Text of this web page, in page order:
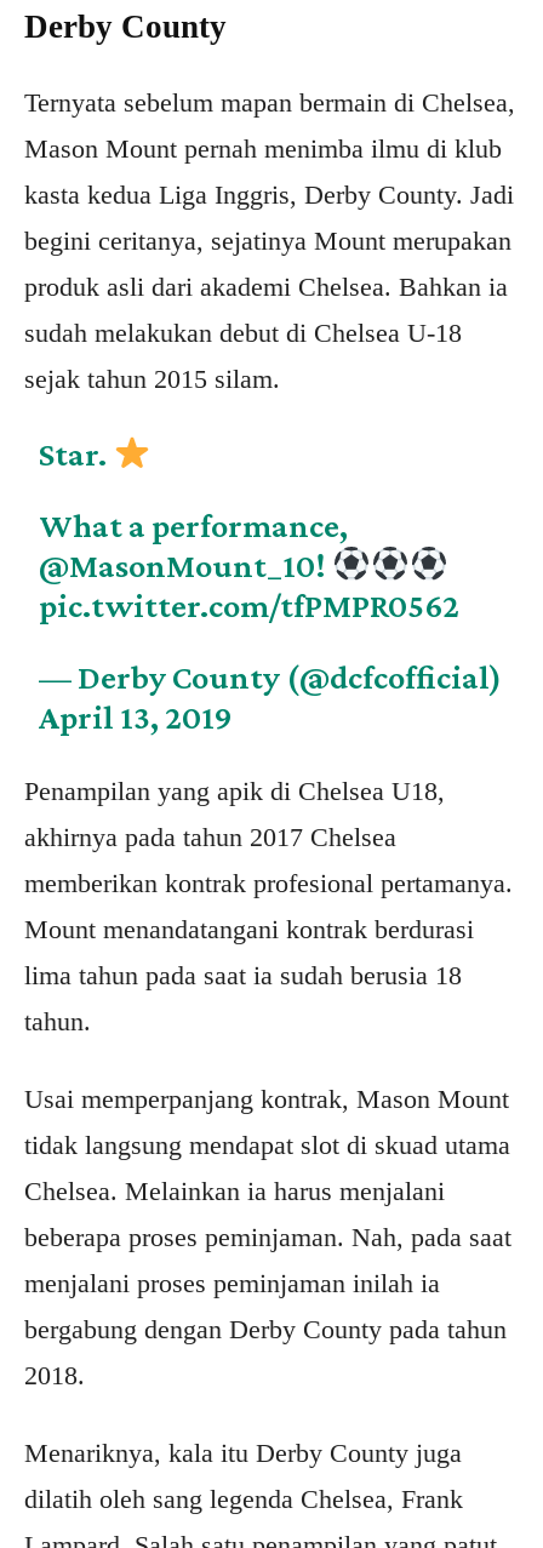
Derby County
Ternyata sebelum mapan bermain di Chelsea,
Mason Mount pernah menimba ilmu di klub
kasta kedua Liga Inggris, Derby County. Jadi
begini ceritanya, sejatinya Mount merupakan
produk asli dari akademi Chelsea. Bahkan ia
sudah melakukan debut di Chelsea U-18
sejak tahun 2015 silam.
Star.
What a performance,
@MasonMount_10!
pic.twitter.com/tfPMPR0562
— Derby County (@dcfcofficial)
April 13, 2019
Penampilan yang apik di Chelsea U18,
akhirnya pada tahun 2017 Chelsea
memberikan kontrak profesional pertamanya.
Mount menandatangani kontrak berdurasi
lima tahun pada saat ia sudah berusia 18
tahun.
Usai memperpanjang kontrak, Mason Mount
tidak langsung mendapat slot di skuad utama
Chelsea. Melainkan ia harus menjalani
beberapa proses peminjaman. Nah, pada saat
menjalani proses peminjaman inilah ia
bergabung dengan Derby County pada tahun
2018.
Menariknya, kala itu Derby County juga
dilatih oleh sang legenda Chelsea, Frank